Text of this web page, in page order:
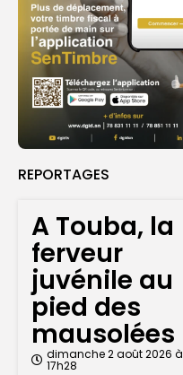
REPORTAGES
A Touba, la
ferveur
juvénile au
pied des
mausolées
dimanche 2 août 2026 à
17h28